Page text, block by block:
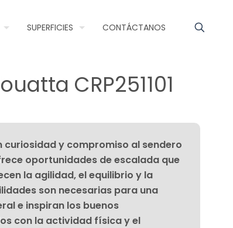
SUPERFICIES CONTÁCTANOS
CRP251101
curiosidad y compromiso al sendero
oportunidades de escalada que
la agilidad, el equilibrio y la
son necesarias para una
e inspiran los buenos
con la actividad física y el